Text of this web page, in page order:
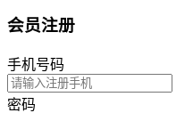
会员注册
手机号码
密码